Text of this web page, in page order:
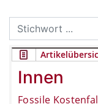
Search
for:
Innen
Fossile